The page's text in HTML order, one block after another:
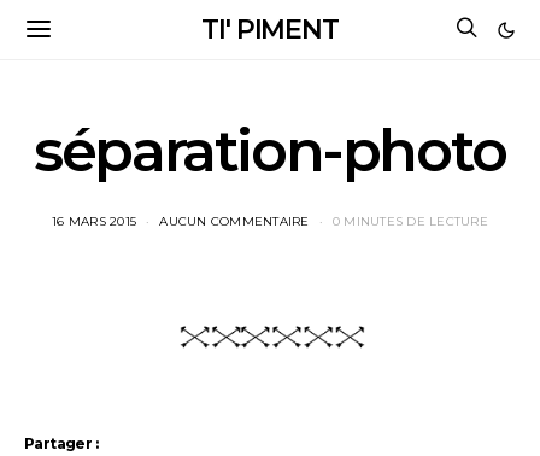
TI' PIMENT
séparation-photo
16 MARS 2015 AUCUN COMMENTAIRE 0 MINUTES DE LECTURE
Partager :